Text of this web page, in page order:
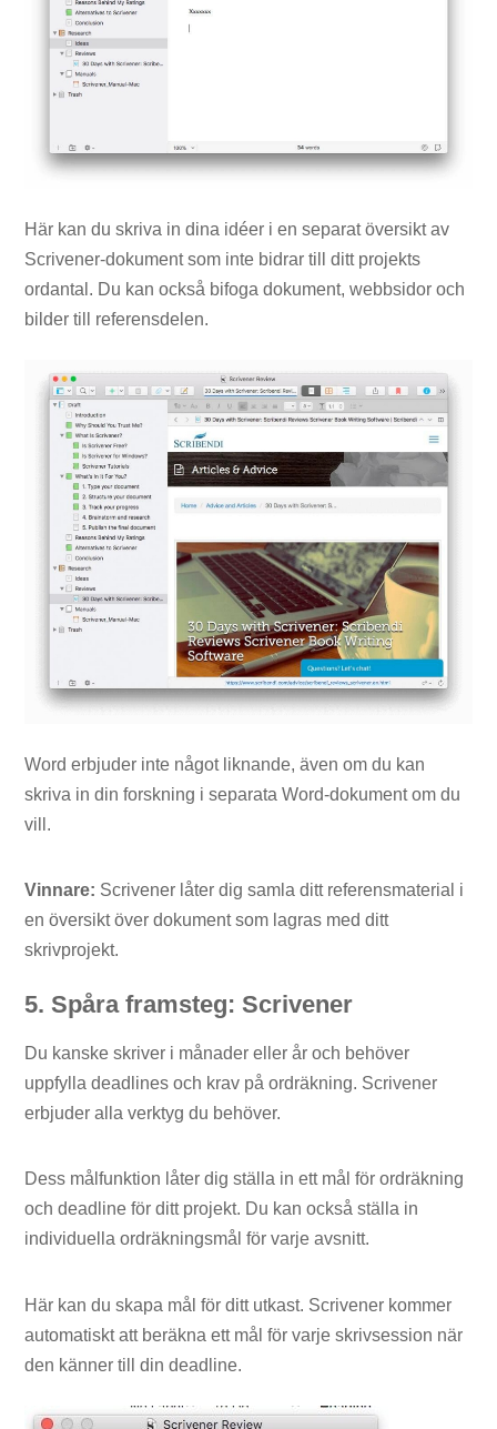
Här kan du skriva in dina idéer i en separat översikt av
Scrivener-dokument som inte bidrar till ditt projekts
ordantal. Du kan också bifoga dokument, webbsidor och
bilder till referensdelen.
Word erbjuder inte något liknande, även om du kan
skriva in din forskning i separata Word-dokument om du
vill.
Vinnare: Scrivener låter dig samla ditt referensmaterial i
en översikt över dokument som lagras med ditt
skrivprojekt.
5. Spåra framsteg: Scrivener
Du kanske skriver i månader eller år och behöver
uppfylla deadlines och krav på ordräkning. Scrivener
erbjuder alla verktyg du behöver.
Dess målfunktion låter dig ställa in ett mål för ordräkning
och deadline för ditt projekt. Du kan också ställa in
individuella ordräkningsmål för varje avsnitt.
Här kan du skapa mål för ditt utkast. Scrivener kommer
automatiskt att beräkna ett mål för varje skrivsession när
den känner till din deadline.